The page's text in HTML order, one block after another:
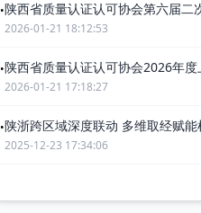
•陕西省质量认证认可协会第六届二
2026-01-21 18:12:53
•陕西省质量认证认可协会2026年
2026-01-21 17:18:27
•陕浙跨区域深度联动 多维取经赋
2025-12-23 17:34:06